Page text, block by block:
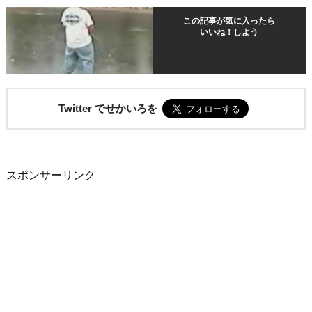
この記事が気に入ったら
いいね！しよう
Twitter でせかいろを
スポンサーリンク